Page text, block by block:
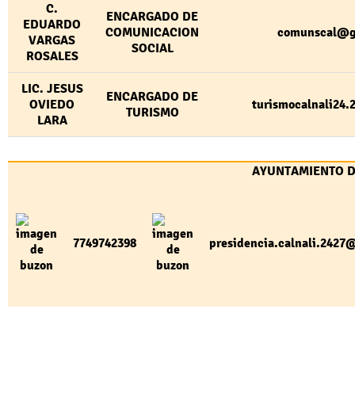
C.
EDUARDO
VARGAS
ROSALES
ENCARGADO DE
COMUNICACION
SOCIAL
LIC. JESUS
OVIEDO
LARA
ENCARGADO DE
TURISMO
AYUNTAMIENTO
7749742398